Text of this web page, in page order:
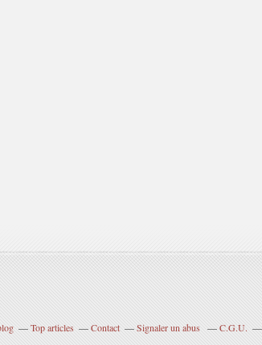
Top articles Contact Signaler un abus C.G.U.